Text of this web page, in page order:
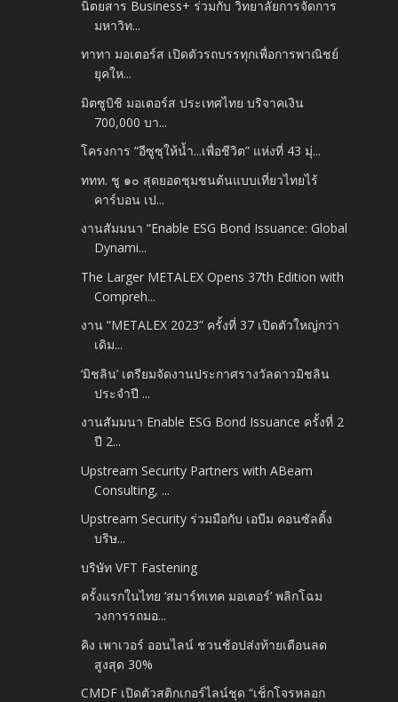
นิตยสาร Business+ ร่วมกับ วิทยาลัยการจัดการ
มหาวิท...
ทาทา มอเตอร์ส เปิดตัวรถบรรทุกเพื่อการพาณิชย์
ยุคให...
มิตซูบิชิ มอเตอร์ส ประเทศไทย บริจาคเงิน
700,000 บา...
โครงการ “อีซูซุให้น้ำ...เพื่อชีวิต” แห่งที่ 43 มุ่...
ททท. ชู ๑๐ สุดยอดชุมชนต้นแบบเที่ยวไทยไร้
คาร์บอน เป...
งานสัมมนา “Enable ESG Bond Issuance: Global
Dynami...
The Larger METALEX Opens 37th Edition with
Compreh...
งาน “METALEX 2023” ครั้งที่ 37 เปิดตัวใหญ่กว่า
เดิม...
‘มิชลิน’ เตรียมจัดงานประกาศรางวัลดาวมิชลิน
ประจำปี ...
งานสัมมนา Enable ESG Bond Issuance ครั้งที่ 2
ปี 2...
Upstream Security Partners with ABeam
Consulting, ...
Upstream Security ร่วมมือกับ เอบีม คอนซัลติ้ง
บริษ...
บริษัท VFT Fastening
ครั้งแรกในไทย ‘สมาร์ทเทค มอเตอร์’ พลิกโฉม
วงการรถมอ...
คิง เพาเวอร์ ออนไลน์ ชวนช้อปส่งท้ายเดือนลด
สูงสุด 30%
CMDF เปิดตัวสติกเกอร์ไลน์ชุด “เช็กโจรหลอก